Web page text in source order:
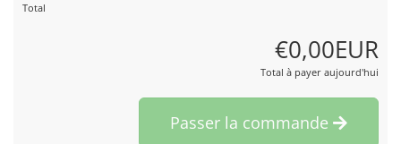
Total
€0,00EUR
Total à payer aujourd'hui
Passer la commande